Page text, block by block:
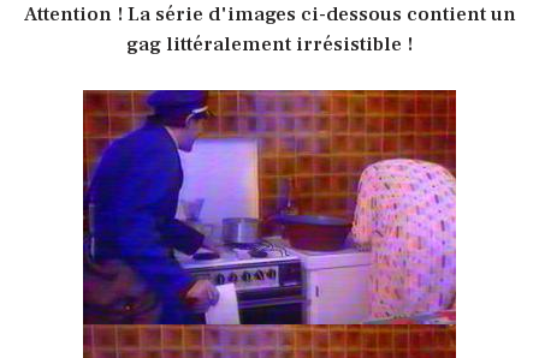
Attention ! La série d'images ci-dessous contient un
gag littéralement irrésistible !